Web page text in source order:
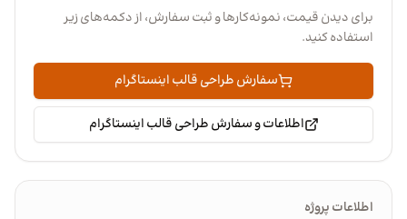
برای دیدن قیمت، نمونه‌کارها و ثبت سفارش، از دکمه‌های زیر
استفاده کنید.
سفارش طراحی قالب اینستاگرام
اطلاعات و سفارش طراحی قالب اینستاگرام
اطلاعات پروژه